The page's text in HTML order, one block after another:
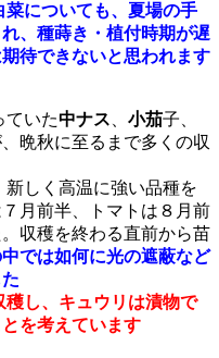
についても、夏場の手
、種蒔き・植付時期が遅
待できないと思われます
ていた中ナス 小茄子、
晩秋に至るまで多くの収
新しく高温に強い品種を
月前半、トマトは８月前
収穫を終わる直前から苗
では如何に光の遮蔽など
し、キュウリは漬物で
を考えています